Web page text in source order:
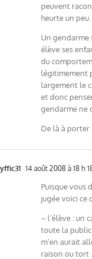
peuvent
heurte un peu.
Un gendarme
élève ses
du
légitimement
largement le
et donc
gendarme ne
De là à porter
yffic31 14 août 2008 à 18 h
Puisque vous
jugée voici ce
– l’élève : un
toute la
m’en aurait
raison ou tort